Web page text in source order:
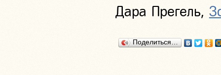
Дара Прегель,
Поделиться…